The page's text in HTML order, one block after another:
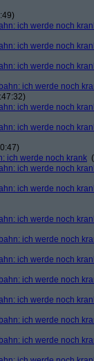
ich werde noch
ich werde noch
ich werde noch
ich werde noch
ich werde noch
ich werde noch
ich werde noch krank (
ich werde noch
ich werde noch
ich werde noch
ich werde noch
ich werde noch
ich werde noch
ich werde noch
ich werde noch
ich werde noch